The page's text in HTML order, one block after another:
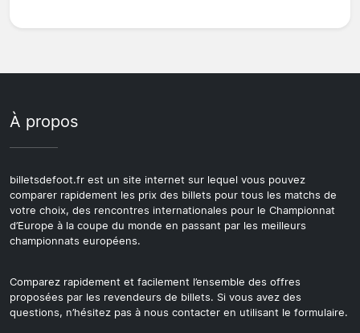
À propos
billetsdefoot.fr est un site internet sur lequel vous pouvez
comparer rapidement les prix des billets pour tous les matchs de
votre choix, des rencontres internationales pour le Championnat
d’Europe à la coupe du monde en passant par les meilleurs
championnats européens.
Comparez rapidement et facilement l’ensemble des offres
proposées par les revendeurs de billets. Si vous avez des
questions, n’hésitez pas à nous contacter en utilisant le formulaire.